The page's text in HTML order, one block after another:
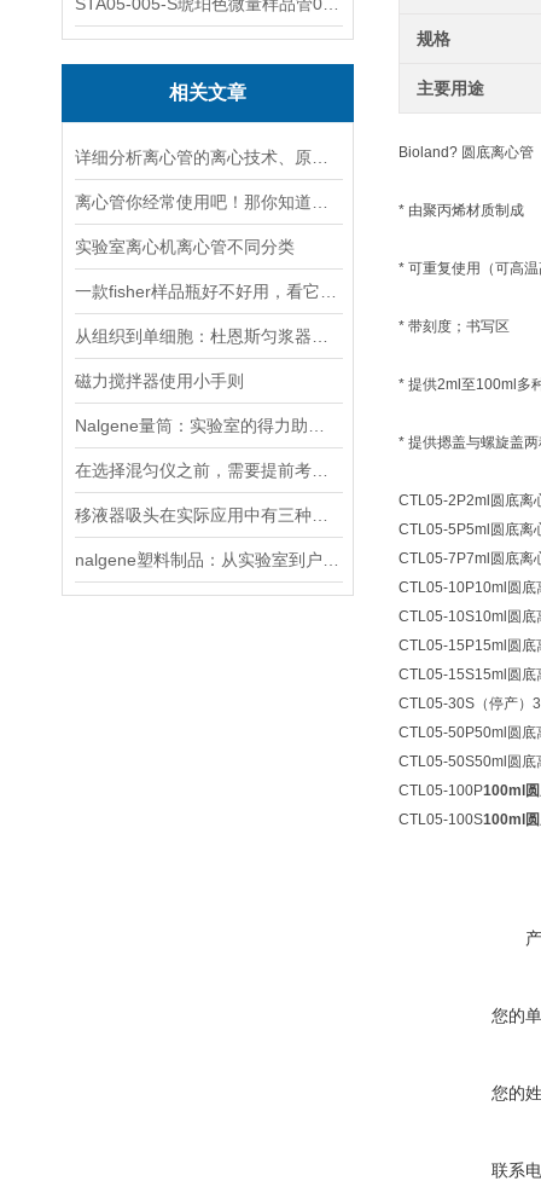
相关文章
实验室离心机离心管不同分类
磁力搅拌器使用小手则
规格
主要用途
Bioland? 圆底离心管
* 由聚丙烯材质制成
* 可重复使用（可高
* 带刻度；书写区
* 提供2ml至100ml多
* 提供摁盖与螺旋盖
CTL05-2P2ml圆底离
CTL05-5P5ml圆底离
CTL05-7P7ml圆底离
CTL05-10P10ml圆底
CTL05-10S10ml圆底
CTL05-15P15ml圆底
CTL05-15S15ml圆底
CTL05-30S（停产）
CTL05-50P50ml圆底
CTL05-50S50ml圆底
CTL05-100P100ml
CTL05-100S100ml
您的
您的
联系